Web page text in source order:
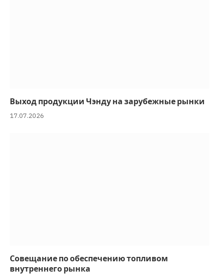
Выход продукции Чэнду на зарубежные рынки
17.07.2026
Совещание по обеспечению топливом
внутреннего рынка